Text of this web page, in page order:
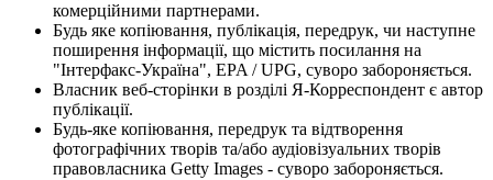
комерційними партнерами.
Будь яке копіювання, публікація, передрук, чи наступне
поширення інформації, що містить посилання на
"Інтерфакс-Україна", EPA / UPG, суворо забороняється.
Власник веб-сторінки в розділі Я-Корреспондент є автор
публікації.
Будь-яке копіювання, передрук та відтворення
фотографічних творів та/або аудіовізуальних творів
правовласника Getty Images - суворо забороняється.